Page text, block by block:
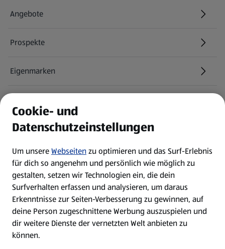
Angebote
Prospekte
Eigenmarken
Newsletter
WhatsApp
Über ALDI SÜD
Filialen
Cookie- und
Datenschutzeinstellungen
Um unsereWebseitenzu optimieren und das Surf-Erlebnis
für dich so angenehm und persönlich wie möglich zu
gestalten, setzen wir Technologien ein, die dein
Surfverhalten erfassen und analysieren, um daraus
Erkenntnisse zur Seiten-Verbesserung zu gewinnen, auf
deine Person zugeschnittene Werbung auszuspielen und
dir weitere Dienste der vernetzten Welt anbieten zu
können.